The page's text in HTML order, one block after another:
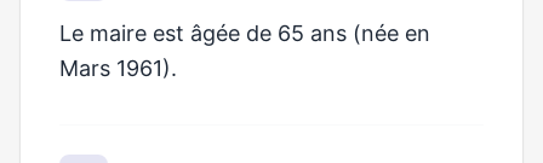
Le maire est âgée de 65 ans (née en
Mars 1961).